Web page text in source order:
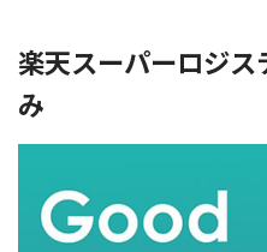
楽天スーパーロジ
み